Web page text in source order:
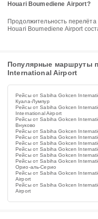
Houari Boumediene Airport?
Продолжительность перелёта из Sabiha Gokcen International Airport в
Houari Boumediene Airport
Популярные маршруты
International Airport
Рейсы от Sabiha Gokcen
Куала-Лумпур
Рейсы от Sabiha Gokcen
International Airport
Рейсы от Sabiha Gokcen
Внуково
Рейсы от Sabiha Gokcen
Рейсы от Sabiha Gokcen
Рейсы от Sabiha Gokcen
Рейсы от Sabiha Gokcen
Рейсы от Sabiha Gokcen
Рейсы от Sabiha Gokcen
Орио-аль-Серио
Рейсы от Sabiha Gokcen
Airport
Рейсы от Sabiha Gokcen
Airport